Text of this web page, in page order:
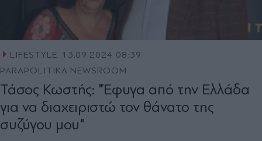
LIFESTYLE 13.09.2024 08:39
PARAPOLITIKA NEWSROOM
Τάσος Κωστής: "Έφυγα από την Ελλάδα
για να διαχειριστώ τον θάνατο της
συζύγου μου"